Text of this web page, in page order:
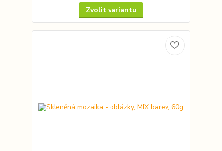
Zvolit variantu